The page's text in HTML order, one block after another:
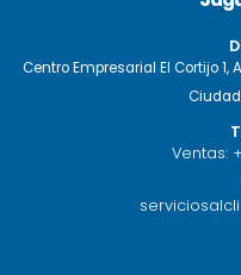
Centro Empresarial El Cortijo 1,
Ventas: